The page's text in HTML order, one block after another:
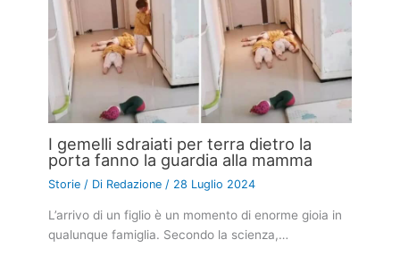
I gemelli sdraiati per terra dietro la
porta fanno la guardia alla mamma
Storie / Di Redazione / 28 Luglio 2024
L’arrivo di un figlio è un momento di enorme gioia in
qualunque famiglia. Secondo la scienza,…